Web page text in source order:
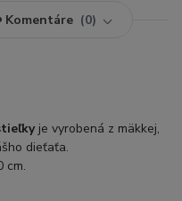
Komentáre 0
je vyrobená z mäkkej,
dieťaťa.
cm.